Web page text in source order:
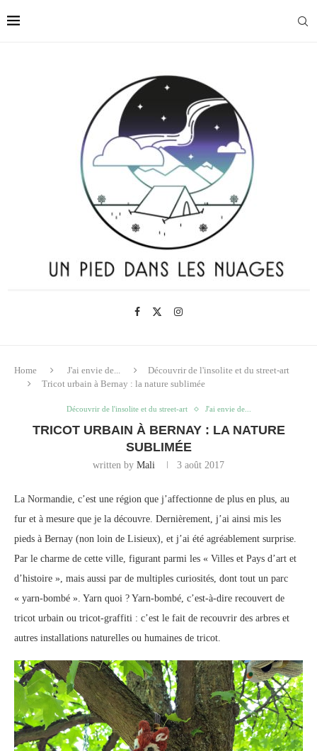
Home J'ai envie de...
Découvrir de l'insolite et du street-art
Tricot urbain à Bernay : la nature sublimée
Découvrir de l'insolite et du street-art J'ai envie de...
TRICOT URBAIN À BERNAY : LA NATURE
SUBLIMÉE
written by Mali 3 août 2017
La Normandie, c’est une région que j’affectionne de plus en plus, au
fur et à mesure que je la découvre. Dernièrement, j’ai ainsi mis les
pieds à Bernay (non loin de Lisieux), et j’ai été agréablement surprise.
Par le charme de cette ville, figurant parmi les « Villes et Pays d’art et
d’histoire », mais aussi par de multiples curiosités, dont tout un parc
« yarn-bombé ». Yarn quoi ? Yarn-bombé, c’est-à-dire recouvert de
tricot urbain ou tricot-graffiti : c’est le fait de recouvrir des arbres et
autres installations naturelles ou humaines de tricot.